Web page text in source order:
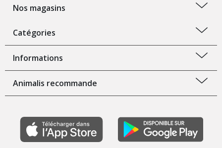
Nos magasins
Catégories
Informations
Animalis recommande